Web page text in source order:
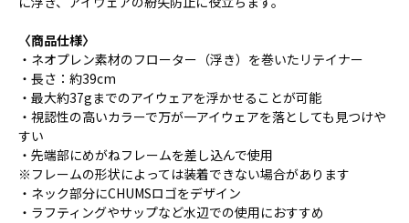
〈商品仕様〉
・ネオプレン素材のフローター（浮き）を巻いたリテイナー
・長さ：約39cm
・最大約37gまでのアイウェアを浮かせることが可能
・視認性の高いカラーで万が一アイウェアを落としても見つけや
すい
・先端部にめがねフレームを差し込んで使用
※フレームの形状によっては装着できない場合があります
・ネック部分にCHUMSロゴをデザイン
・ラフティングやサップなど水辺での使用におすすめ